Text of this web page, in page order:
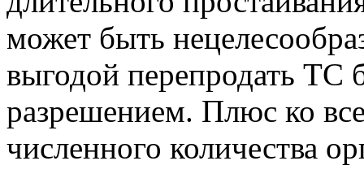
может быть
выгодой перепродать
разрешением. Плюс ко
численного количества